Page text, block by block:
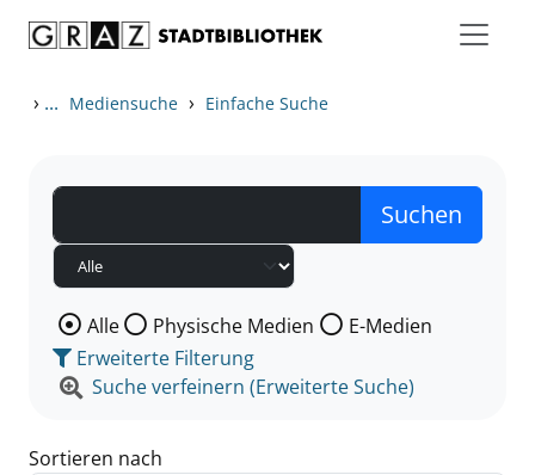
› ... Mediensuche › Einfache Suche
Wählen Sie die Medienart nach der Sie suchen wollen.
Alle Physische Medien
E-Medien
Erweiterte Filterung
Suche verfeinern (Erweiterte Suche)
Sortieren nach